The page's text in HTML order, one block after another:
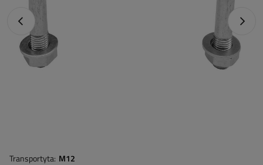
Föregående foto Nästa
Transportyta M12